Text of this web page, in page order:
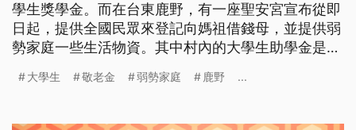
學生獎學金。而在台東鹿野，有一座聖安宮宣布從即
日起，提供全國民眾來登記向媽祖借錢母，並提供弱
勢家庭一些生活物資。其中村內的大學生助學金是每
大學生 敬老金 弱勢家庭 鹿野 ...